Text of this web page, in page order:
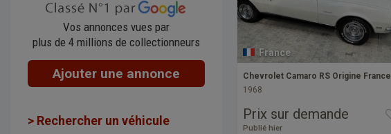
Vos annonces vues par
plus de 4 millions de collectionneurs
Ajouter une annonce
> Rechercher un véhicule
France
Chevrolet Camaro RS Origine France
1968
Prix sur demande
Publié hier